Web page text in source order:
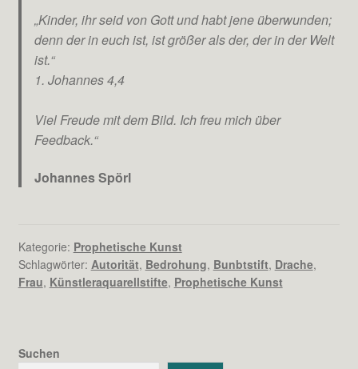
„Kinder, ihr seid von Gott und habt jene überwunden;
denn der in euch ist, ist größer als der, der in der Welt
ist.“
1. Johannes 4,4
Viel Freude mit dem Bild. Ich freu mich über
Feedback.“
Johannes Spörl
Kategorie: Prophetische Kunst
Schlagwörter: Autorität, Bedrohung, Bunbtstift, Drache,
Frau, Künstleraquarellstifte, Prophetische Kunst
Suchen